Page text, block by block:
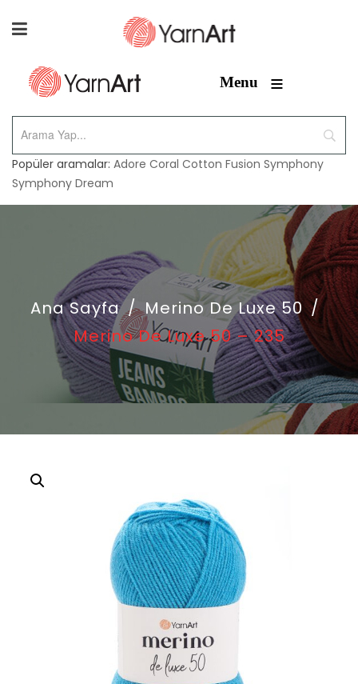
Menu ≡
Popüler aramalar: Adore Coral Cotton Fusion Symphony
Symphony Dream
Ana Sayfa / Merino De Luxe 50 /
Merino De Luxe 50 – 235